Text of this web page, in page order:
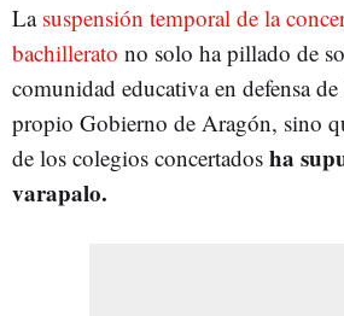
La suspensión temporal de la
bachillerato no solo ha pillado de
comunidad educativa en defensa
propio Gobierno de Aragón, sino
de los colegios concertados ha
varapalo.